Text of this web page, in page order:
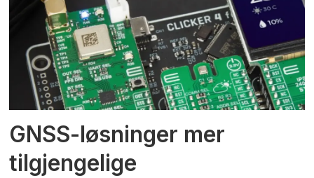
GNSS-løsninger mer
tilgjengelige